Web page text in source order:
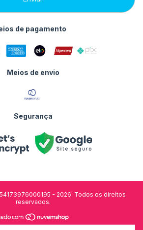
de pagamento
Meios de envio
Segurança
- 2026. Todos os direitos
reservados.